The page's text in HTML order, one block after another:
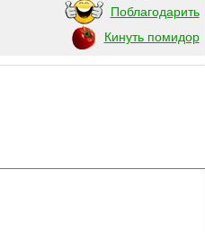
Поблагодарить
Кинуть помидор